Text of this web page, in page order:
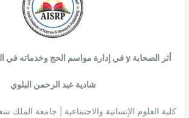
أثر الصحابةyفي إدارة مواسم الحج وخدماته في
شادية عبد الرحمن البلوي
كلية العلوم الإنسانية والاجتماعية | جامعة الملك